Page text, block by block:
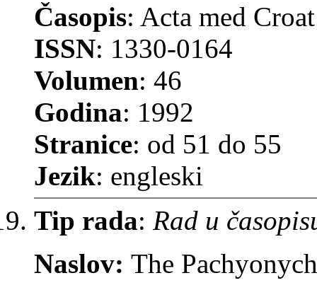
Časopis: Acta med Croat
ISSN: 1330-0164
Volumen: 46
Godina: 1992
Stranice: od 51 do 55
Jezik: engleski
Tip rada: Rad u
Naslov: The